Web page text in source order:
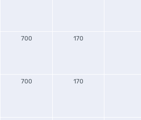
700 170
700 170